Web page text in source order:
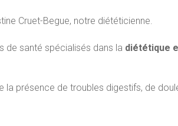
Cruet-Begue, notre diététicienne.
de santé spécialisés dans la diététique
présence de troubles digestifs, de